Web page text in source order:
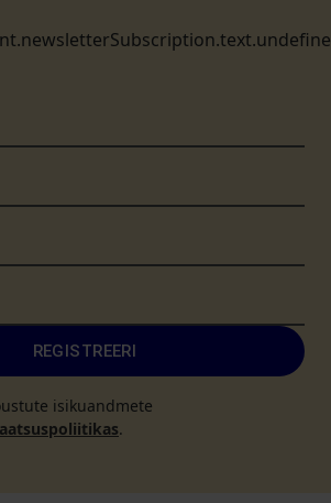
REGISTREERI
isikuandmete
.